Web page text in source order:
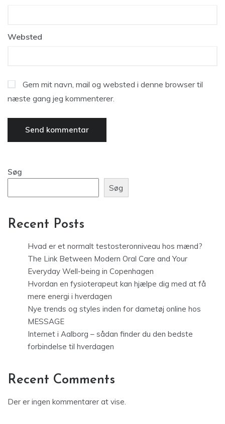
Websted
Gem mit navn, mail og websted i denne browser til
næste gang jeg kommenterer.
Søg
Søg
Recent Posts
Hvad er et normalt testosteronniveau hos mænd?
The Link Between Modern Oral Care and Your
Everyday Well-being in Copenhagen
Hvordan en fysioterapeut kan hjælpe dig med at få
mere energi i hverdagen
Nye trends og styles inden for dametøj online hos
MESSAGE
Internet i Aalborg – sådan finder du den bedste
forbindelse til hverdagen
Recent Comments
Der er ingen kommentarer at vise.